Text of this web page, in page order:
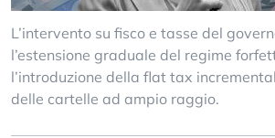
L’intervento su fisco e tasse del
l’estensione graduale del regime
l’introduzione della flat tax
delle cartelle ad ampio raggio.